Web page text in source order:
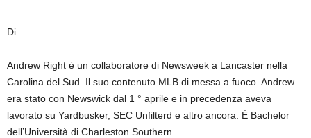
Di
Andrew Right è un collaboratore di Newsweek a Lancaster nella
Carolina del Sud. Il suo contenuto MLB di messa a fuoco. Andrew
era stato con Newswick dal 1 ° aprile e in precedenza aveva
lavorato su Yardbusker, SEC Unfilterd e altro ancora. È Bachelor
dell’Università di Charleston Southern.